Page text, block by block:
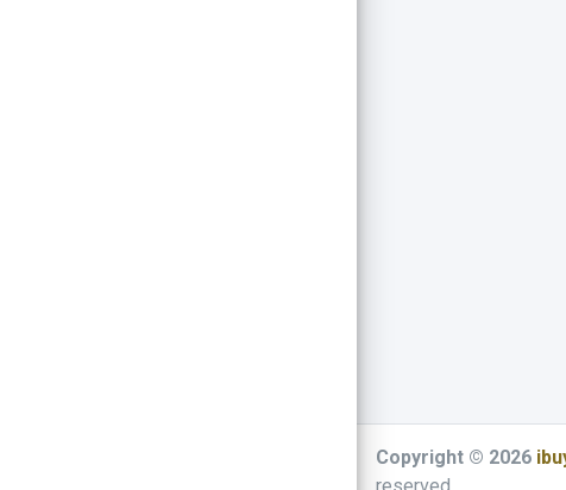
Copyright © 2026